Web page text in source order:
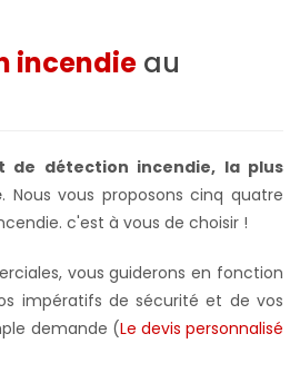
incendie au
de détection incendie, la plus
. Nous vous proposons cinq quatre
c'est à vous de choisir !
vous guiderons en fonction
impératifs de sécurité et de vos
demande (Le devis personnalisé